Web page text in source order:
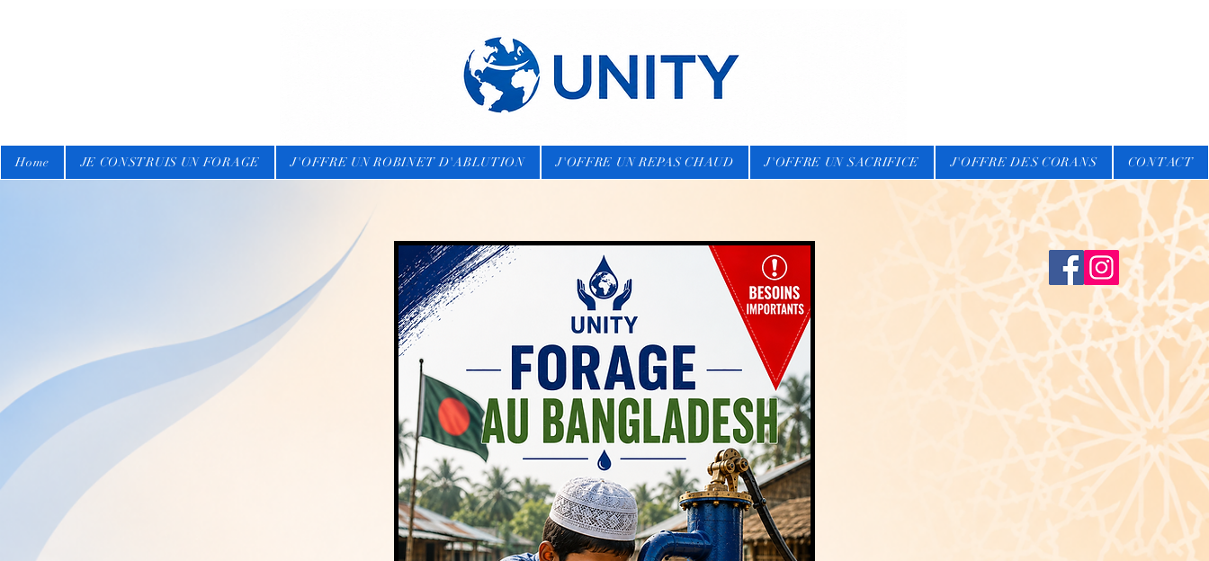
Home JE CONSTRUIS UN FORAGE J'OFFRE UN ROBINET D'ABLUTION J'OFFRE UN REPAS CHAUD J'OFFRE UN SACRIFICE J'OFFRE DES CORANS CONTACT